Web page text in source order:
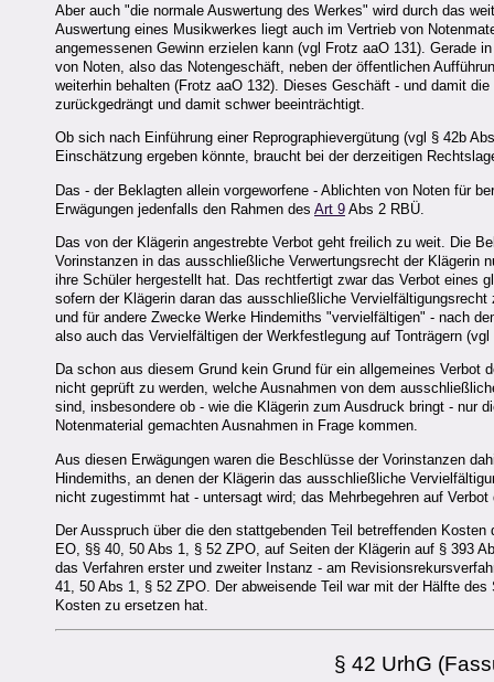
Aber auch "die normale Auswertung des Werkes" wird durch das
Auswertung eines Musikwerkes liegt auch im Vertrieb von
angemessenen Gewinn erzielen kann (vgl Frotz aaO 131). Gerade
von Noten, also das Notengeschäft, neben der öffentlichen
weiterhin behalten (Frotz aaO 132). Dieses Geschäft - und damit
zurückgedrängt und damit schwer beeinträchtigt.
Ob sich nach Einführung einer Reprographievergütung (vgl § 42b
Einschätzung ergeben könnte, braucht bei der derzeitigen
Das - der Beklagten allein vorgeworfene - Ablichten von Noten für
Erwägungen jedenfalls den Rahmen des Art 9 Abs 2 RBÜ.
Das von der Klägerin angestrebte Verbot geht freilich zu weit. Die
Vorinstanzen in das ausschließliche Verwertungsrecht der Klägerin
ihre Schüler hergestellt hat. Das rechtfertigt zwar das Verbot eines
sofern der Klägerin daran das ausschließliche
und für andere Zwecke Werke Hindemiths "vervielfältigen" - nach
also auch das Vervielfältigen der Werkfestlegung auf Tonträgern
Da schon aus diesem Grund kein Grund für ein allgemeines
nicht geprüft zu werden, welche Ausnahmen von dem
sind, insbesondere ob - wie die Klägerin zum Ausdruck bringt - nur
Notenmaterial gemachten Ausnahmen in Frage kommen.
Aus diesen Erwägungen waren die Beschlüsse der Vorinstanzen
Hindemiths, an denen der Klägerin das ausschließliche
nicht zugestimmt hat - untersagt wird; das Mehrbegehren auf
Der Ausspruch über die den stattgebenden Teil betreffenden
EO, §§ 40, 50 Abs 1, § 52 ZPO, auf Seiten der Klägerin auf § 393
das Verfahren erster und zweiter Instanz - am
41, 50 Abs 1, § 52 ZPO. Der abweisende Teil war mit der Hälfte
Kosten zu ersetzen hat.
§ 42 UrhG